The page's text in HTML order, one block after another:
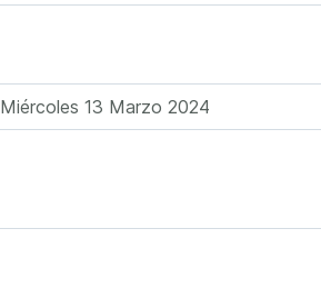
Miércoles 13 Marzo 2024